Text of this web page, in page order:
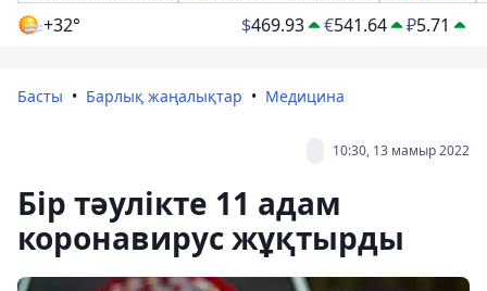
+32° $469.93 €541.64 ₽5.71
Басты Барлық жаңалықтар Медицина
10:30, 13 мамыр 2022
Бір тәулікте 11 адам
коронавирус жұқтырды